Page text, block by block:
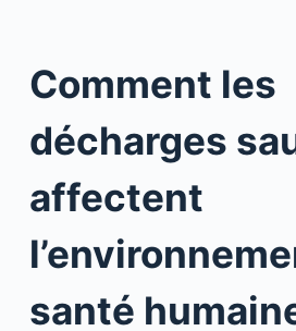
Comment les
décharges
affectent
santé